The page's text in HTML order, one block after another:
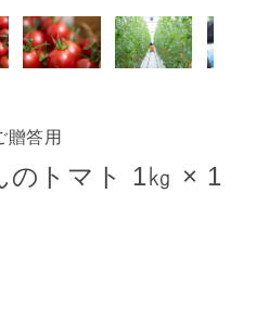
贈答用
のトマト 1㎏ × 1